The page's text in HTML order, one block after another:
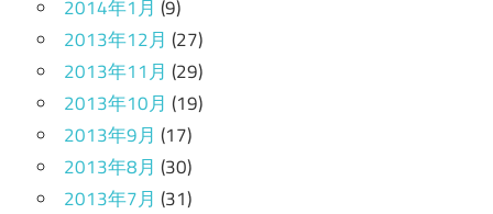
2014年1月 (9)
2013年12月 (27)
2013年11月 (29)
2013年10月 (19)
2013年9月 (17)
2013年8月 (30)
2013年7月 (31)